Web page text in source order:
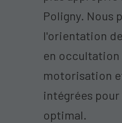
Poligny. Nous
l'orientation
en occultation
motorisation
intégrées
optimal.